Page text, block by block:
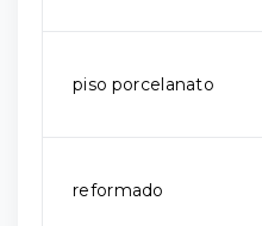
piso porcelanato
reformado